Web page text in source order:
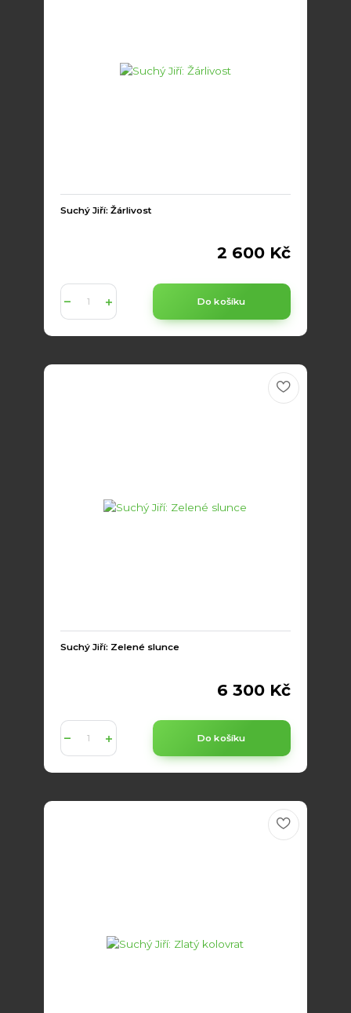
Suchý Jiří: Žárlivost
2 600 Kč
Do košíku
Suchý Jiří: Zelené slunce
6 300 Kč
Do košíku